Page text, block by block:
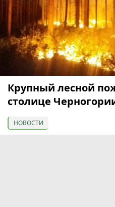
Крупный лесной
столице
НОВОСТИ